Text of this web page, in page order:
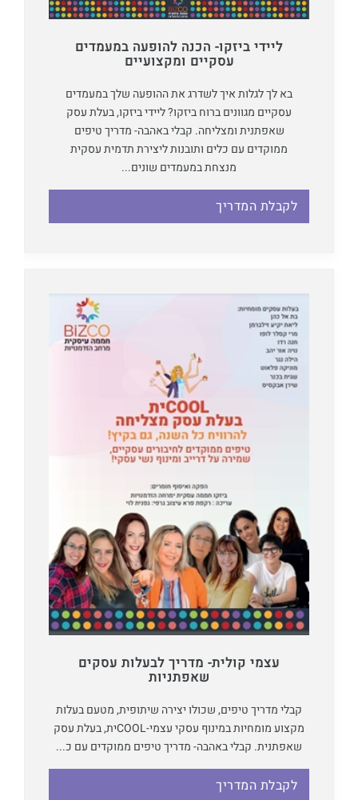
ליידי ביזקו- הכנה להופעה במעמדים
עסקיים ומקצועיים
בא לך לגלות איך לשדרג את ההופעה שלך במעמדים
עסקיים מגוונים ברוח ביזקו? ליידי ביזקו, בעלת עסק
שאפתנית ומצליחה. קבלי באהבה- מדריך טיפים
ממוקדים עם כלים ותובנות ליצירת תדמית עסקית
מנצחת במעמדים שונים...
לקבלת המדריך
עצמי קולית- מדריך לבעלות עסקים
שאפתניות
קבלי מדריך טיפים, שכולו יצירה שיתופית, מטעם בעלות
מקצוע מומחיות במינוף עסקי עצמי-COOLית, בעלת עסק
שאפתנית. קבלי באהבה- מדריך טיפים ממוקדים עם כ...
לקבלת המדריך